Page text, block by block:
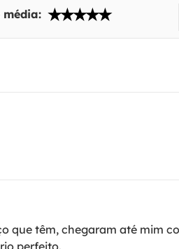
que têm, chegaram até mim